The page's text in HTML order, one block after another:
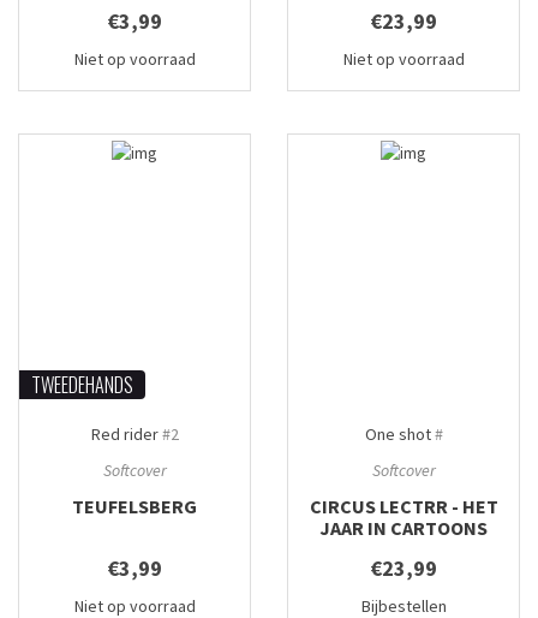
€3,99
Niet op voorraad
€23,99
Niet op voorraad
TWEEDEHANDS
Red rider#2
Softcover
TEUFELSBERG
€3,99
Niet op voorraad
One shot#
Softcover
CIRCUS LECTRR - HET
JAAR IN CARTOONS
€23,99
Bijbestellen